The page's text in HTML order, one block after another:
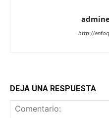
http://
DEJA UNA RESPUESTA